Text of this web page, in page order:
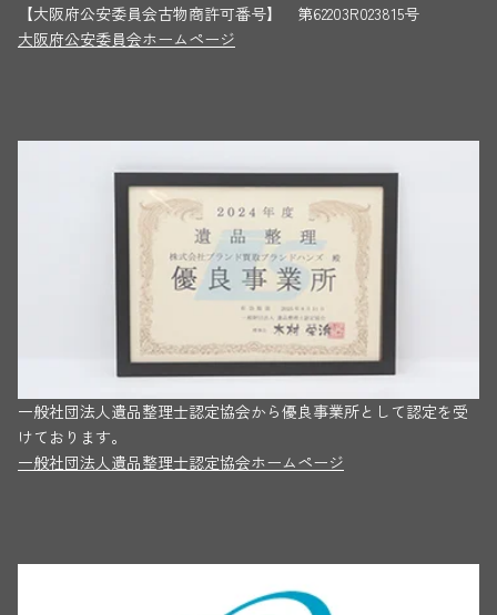
【大阪府公安委員会古物商許可番号】 第62203R023815号
大阪府公安委員会ホームページ
一般社団法人遺品整理士認定協会から優良事業所として認定を受
けております。
一般社団法人遺品整理士認定協会ホームページ